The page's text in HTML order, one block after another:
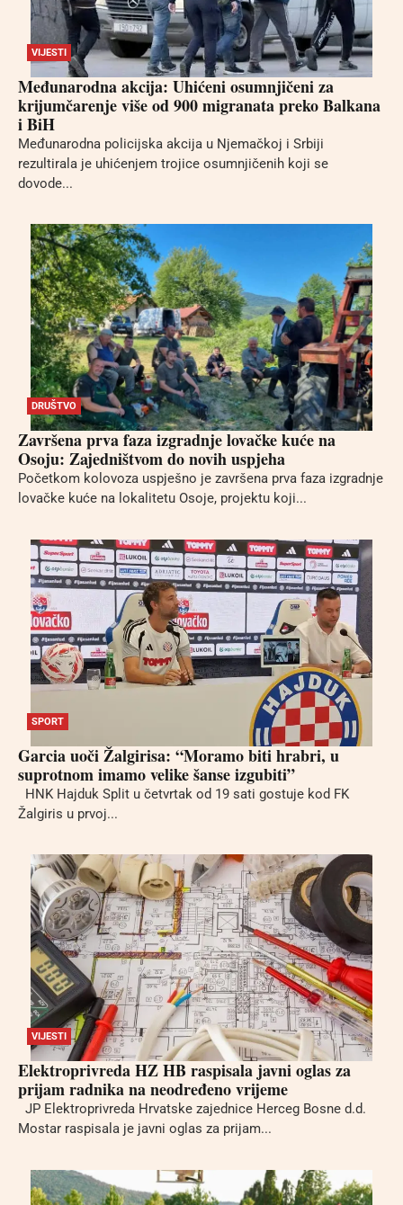
VIJESTI
Međunarodna akcija: Uhićeni osumnjičeni za
krijumčarenje više od 900 migranata preko Balkana
i BiH
Međunarodna policijska akcija u Njemačkoj i Srbiji
rezultirala je uhićenjem trojice osumnjičenih koji se
dovode...
DRUŠTVO
Završena prva faza izgradnje lovačke kuće na
Osoju: Zajedništvom do novih uspjeha
Početkom kolovoza uspješno je završena prva faza izgradnje
lovačke kuće na lokalitetu Osoje, projektu koji...
SPORT
Garcia uoči Žalgirisa: “Moramo biti hrabri, u
suprotnom imamo velike šanse izgubiti”
HNK Hajduk Split u četvrtak od 19 sati gostuje kod FK
Žalgiris u prvoj...
VIJESTI
Elektroprivreda HZ HB raspisala javni oglas za
prijam radnika na neodređeno vrijeme
JP Elektroprivreda Hrvatske zajednice Herceg Bosne d.d.
Mostar raspisala je javni oglas za prijam...